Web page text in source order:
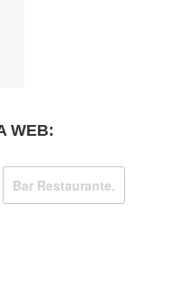
WEB:
Bar Restaurante.